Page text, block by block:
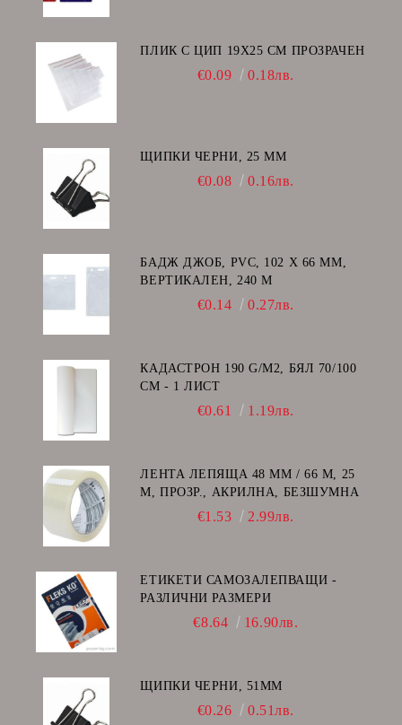
ПЛИК С ЦИП 19X25 CM ПРОЗРАЧЕН
€0.09 0.18лв.
ЩИПКИ ЧЕРНИ, 25 ММ
€0.08 0.16лв.
БАДЖ ДЖОБ, PVC, 102 Х 66 ММ,
ВЕРТИКАЛЕН, 240 Μ
€0.14 0.27лв.
КАДАСТРОН 190 G/M2, БЯЛ 70/100
СМ - 1 ЛИСТ
€0.61 1.19лв.
ЛЕНТА ЛЕПЯЩА 48 ММ / 66 М, 25
Μ, ПРОЗР., АКРИЛНА, БЕЗШУМНА
€1.53 2.99лв.
ЕТИКЕТИ САМОЗАЛЕПВАЩИ -
РАЗЛИЧНИ РАЗМЕРИ
€8.64 16.90лв.
ЩИПКИ ЧЕРНИ, 51ММ
€0.26 0.51лв.